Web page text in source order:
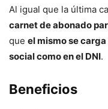
Al igual que la última
carnet de abonado
que el mismo se
social como en el DNI.
Beneficios